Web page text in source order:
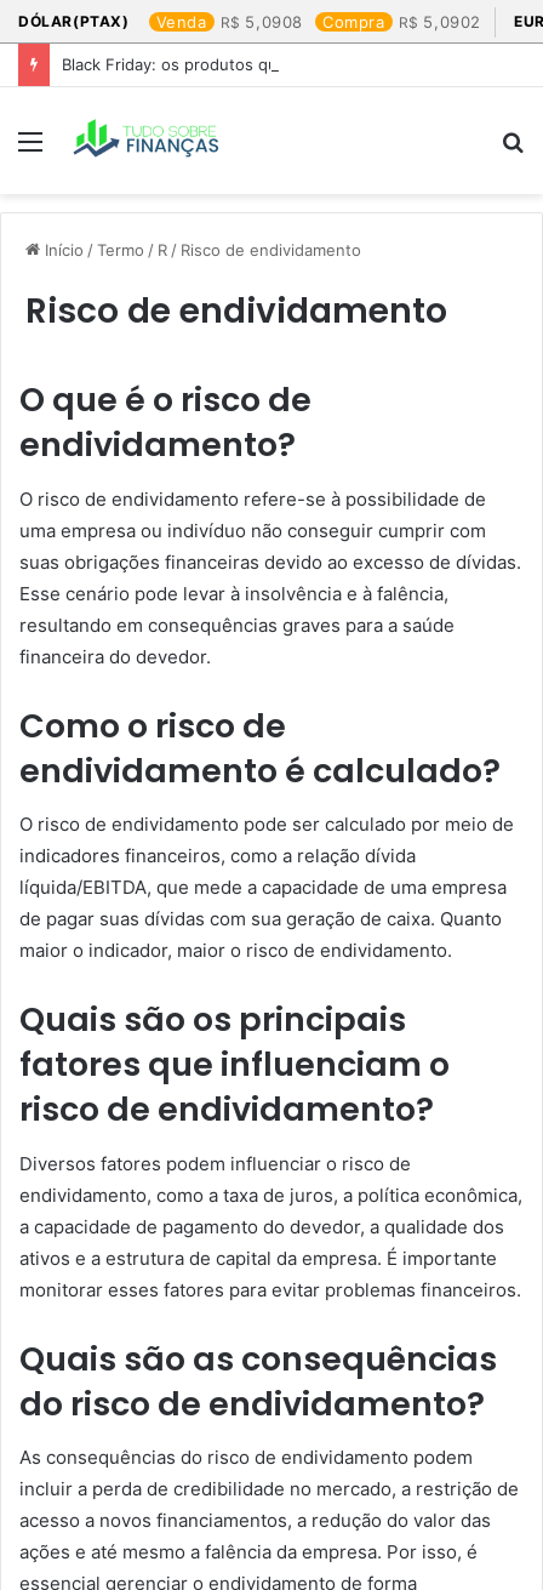
DÓLAR(PTAX) Venda 5,0908 Compra 5,0902
Black Friday: os produtos que mais valem a pena
Menu
Início /Termo / R / Risco de endividamento
Risco de endividamento
O que é o risco de
endividamento?
O risco de endividamento refere-se à possibilidade de
uma empresa ou indivíduo não conseguir cumprir com
suas obrigações financeiras devido ao excesso de dívidas.
Esse cenário pode levar à insolvência e à falência,
resultando em consequências graves para a saúde
financeira do devedor.
Como o risco de
endividamento é calculado?
O risco de endividamento pode ser calculado por meio de
indicadores financeiros, como a relação dívida
líquida/EBITDA, que mede a capacidade de uma empresa
de pagar suas dívidas com sua geração de caixa. Quanto
maior o indicador, maior o risco de endividamento.
Quais são os principais
fatores que influenciam o
risco de endividamento?
Diversos fatores podem influenciar o risco de
endividamento, como a taxa de juros, a política econômica,
a capacidade de pagamento do devedor, a qualidade dos
ativos e a estrutura de capital da empresa. É importante
monitorar esses fatores para evitar problemas financeiros.
Quais são as consequências
do risco de endividamento?
As consequências do risco de endividamento podem
incluir a perda de credibilidade no mercado, a restrição de
acesso a novos financiamentos, a redução do valor das
ações e até mesmo a falência da empresa. Por isso, é
essencial gerenciar o endividamento de forma